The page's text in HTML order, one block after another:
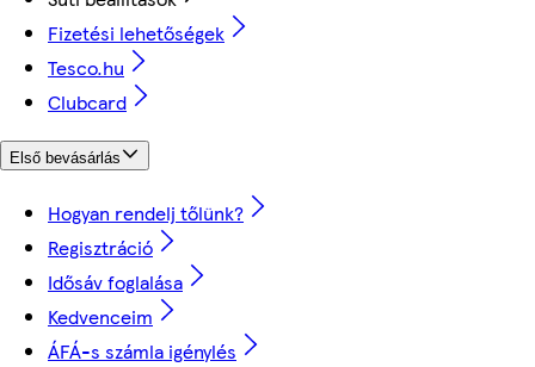
Fizetési lehetőségek
Tesco.hu
Clubcard
Első bevásárlás
Hogyan rendelj tőlünk?
Regisztráció
Idősáv foglalása
Kedvenceim
ÁFÁ-s számla igénylés